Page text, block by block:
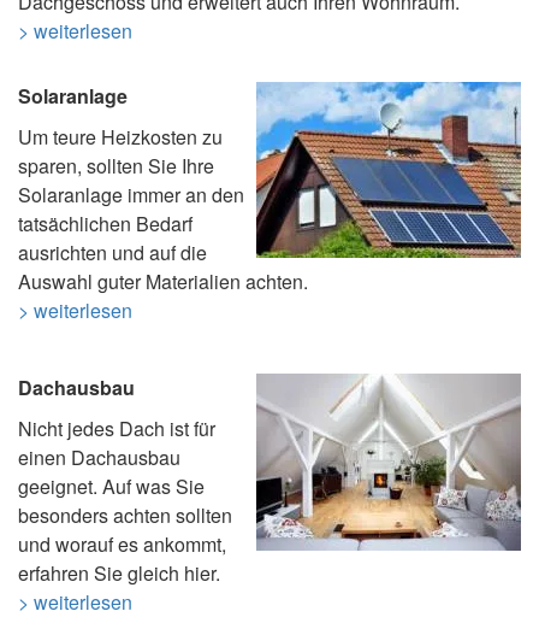
> weiterlesen
Solaranlage
Um teure Heizkosten zu
sparen, sollten Sie Ihre
Solaranlage immer an den
tatsächlichen Bedarf
ausrichten und auf die
Auswahl guter Materialien achten.
> weiterlesen
Dachausbau
Nicht jedes Dach ist für
einen Dachausbau
geeignet. Auf was Sie
besonders achten sollten
und worauf es ankommt,
erfahren Sie gleich hier.
> weiterlesen